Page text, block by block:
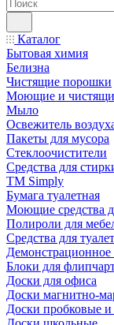
Каталог
Бытовая химия
Белизна
Чистящие порошки
Моющие и
Мыло
Освежитель
Пакеты для мусора
Стеклоочистители
Средства для
TM Simply
Бумага туалетная
Моющие средства
Полироли для
Средства для
Демонстрационное
Блоки для
Доски для офиса
Доски магнитно-
Доски пробковые и